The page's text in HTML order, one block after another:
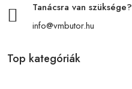
Tanácsra van szüksége?
info@vmbutor.hu
Top kategóriák